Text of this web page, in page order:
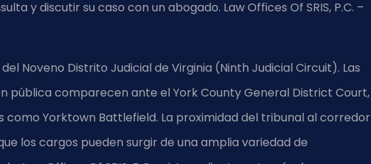
y discutir su caso con un abogado. Law Offices Of SRIS, P.C. –
Noveno Distrito Judicial de Virginia (Ninth Judicial Circuit). Las
pública comparecen ante el York County General District Court,
como Yorktown Battlefield. La proximidad del tribunal al corredor
los cargos pueden surgir de una amplia variedad de